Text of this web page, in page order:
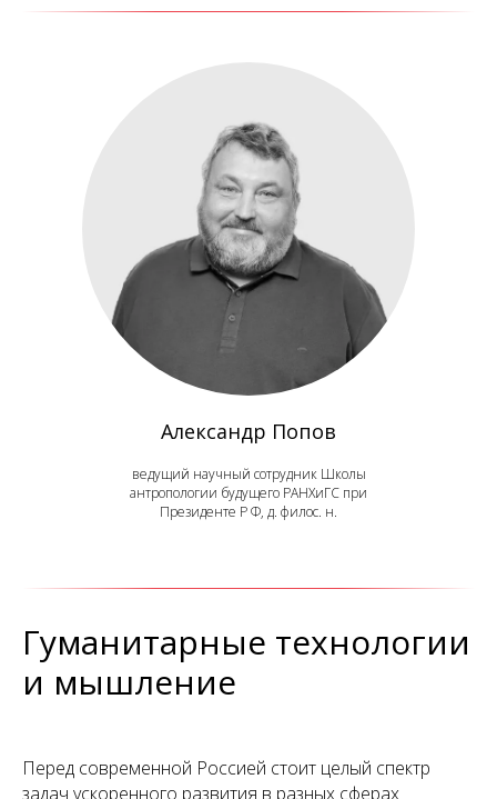
Александр Попов
ведущий научный сотрудник Школы
антропологии будущего РАНХиГС при
Президенте Р Ф, д. филос. н.
Гуманитарные технологии
и мышление
Перед современной Россией стоит целый спектр
задач ускоренного развития в разных сферах